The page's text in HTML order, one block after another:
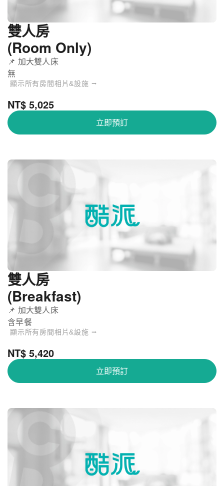
雙人房
(Room Only)
📌 加大雙人床
無
顯示所有房間相片&設施 ⭢
NT$ 5,025
立即預訂
雙人房
(Breakfast)
📌 加大雙人床
含早餐
顯示所有房間相片&設施 ⭢
NT$ 5,420
立即預訂